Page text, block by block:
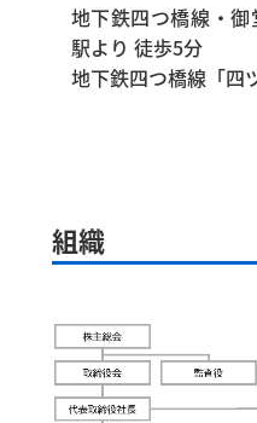
地下鉄四つ橋線・御
駅より 徒歩5分
地下鉄四つ橋線「四
組織